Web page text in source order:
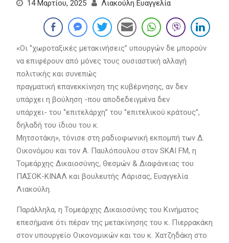
14 Μαρτίου, 2025 Λιακούλη Ευαγγελία
«Οι ‘’χωροταξικές μετακινήσεις’’ υπουργών δε μπορούν
να επιφέρουν από μόνες τους ουσιαστική αλλαγή
πολιτικής και συνεπώς
πραγματική επανεκκίνηση της κυβέρνησης, αν δεν
υπάρχει η βούληση -που αποδεδειγμένα δεν
υπάρχει- του ‘’επιτελάρχη’’ του ‘’επιτελικού κράτους’’,
δηλαδή του ίδιου του κ.
Μητσοτάκη», τόνισε στη ραδιοφωνική εκπομπή των Δ.
Οικονόμου και τον Α. Παυλόπουλου στον SKAI FM, η
Τομεάρχης Δικαιοσύνης, Θεσμών & Διαφάνειας του
ΠΑΣΟΚ-ΚΙΝΑΛ και βουλευτής Λάρισας, Ευαγγελία
Λιακούλη.
Παράλληλα, η Τομεάρχης Δικαιοσύνης του Κινήματος
επεσήμανε ότι πέραν της μετακίνησης του κ. Πιερρακάκη
στον υπουργείο Οικονομικών και του κ. Χατζηδάκη στο